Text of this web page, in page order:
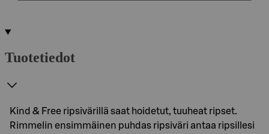
Tuotetiedot
Kind & Free ripsivärillä saat hoidetut, tuuheat ripset.
Rimmelin ensimmäinen puhdas ripsiväri antaa ripsillesi